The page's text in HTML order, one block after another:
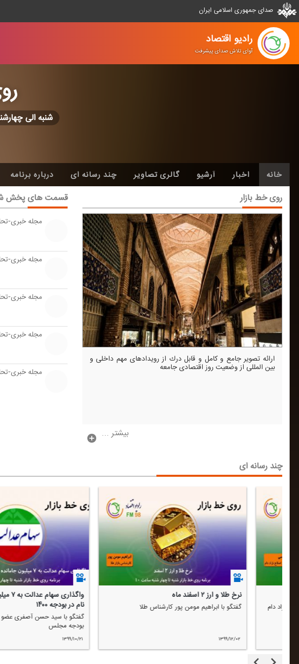
صدای جمهوری اسلامی ایران
رادیو اقتصاد
آوای تلاش صدای پیشرفت
شنبه الی چهارشنبه از
خانه اخبار آرشیو گالری تصاویر چند رسانه ای درباره برنامه
روی خط بازار
ارائه تصویر جامع و كامل و قابل درك از رویدادهای مهم داخلی و
بین المللی از وضعیت روز اقتصادی جامعه
بیشتر ...
قسمت های پخش
مجله خبری-
مجله خبری-
مجله خبری-
مجله خبری-
مجله خبری-
چند رسانه ای
وضعیت بازار بورس ۱۵ آذر
گفتگو با مهدی طحانی كارشناس بازار سرمایه
۱۳۹۹/۰۹/۱۵
بازار طلا وارز ۹ آذر
گفتگو با ابراهیم مومن پور
۱۳۹۹/۰۹/۰۹